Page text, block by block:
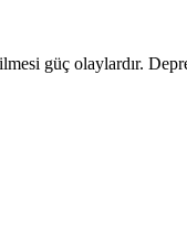
güç olaylardır.